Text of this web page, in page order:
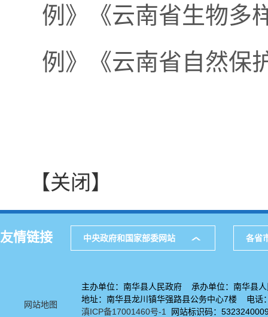
例》《云南省生物多
例》《云南省自然保
【关闭】
友情链接 中央政府和国家部委网站 各省
网站地图
主办单位：南华县人民政府 承办单位：南华县人
地址：南华县龙川镇华强路县公务中心7楼 电
滇ICP备17001460号-1
网站标识码：